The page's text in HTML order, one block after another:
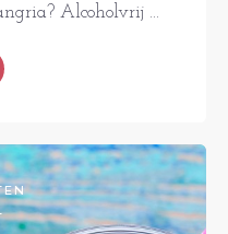
Alcoholvrij ...